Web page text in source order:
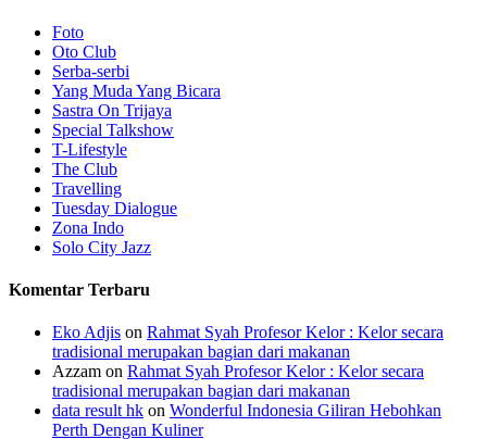
Foto
Oto Club
Serba-serbi
Yang Muda Yang Bicara
Sastra On Trijaya
Special Talkshow
T-Lifestyle
The Club
Travelling
Tuesday Dialogue
Zona Indo
Solo City Jazz
Komentar Terbaru
Eko Adjis on Rahmat Syah Profesor Kelor : Kelor secara
tradisional merupakan bagian dari makanan
Azzam on Rahmat Syah Profesor Kelor : Kelor secara
tradisional merupakan bagian dari makanan
data result hk on Wonderful Indonesia Giliran Hebohkan
Perth Dengan Kuliner